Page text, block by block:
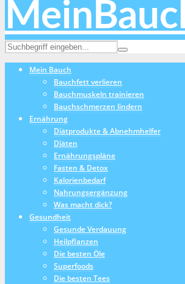
Mein Bauch
Bauchfett verlieren
Bauchmuskeln trainieren
Bauchschmerzen lindern
Ernährung
Diätprodukte & Abnehmhelfer
Diäten
Ernährungspläne
Fasten & Detox
Kalorienbedarf
Nahrungsergänzung
Was macht dick?
Gesundheit
Gesunde Verdauung
Heilpflanzen
Die besten Öle
Superfoods
Die besten Tees